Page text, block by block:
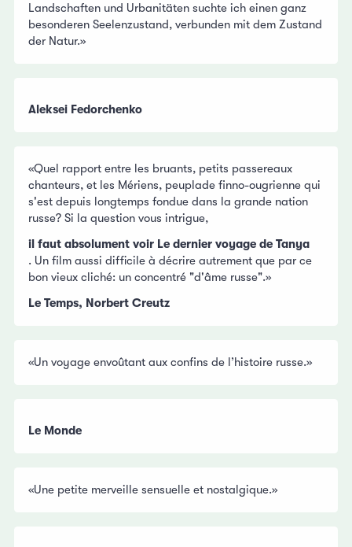
Landschaften und Urbanitäten suchte ich einen ganz
besonderen Seelenzustand, verbunden mit dem Zustand
der Natur.»
Aleksei Fedorchenko
«Quel rapport entre les bruants, petits passereaux
chanteurs, et les Mériens, peuplade finno-ougrienne qui
s'est depuis longtemps fondue dans la grande nation
russe? Si la question vous intrigue,
il faut absolument voir Le dernier voyage de Tanya
. Un film aussi difficile à décrire autrement que par ce
bon vieux cliché: un concentré "d'âme russe".»
Le Temps, Norbert Creutz
«Un voyage envoûtant aux confins de l’histoire russe.»
Le Monde
«Une petite merveille sensuelle et nostalgique.»